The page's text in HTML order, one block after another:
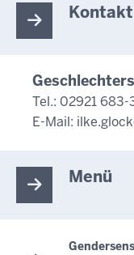
Kontakt
Tel.: 02921 683-
E-Mail:
Menü